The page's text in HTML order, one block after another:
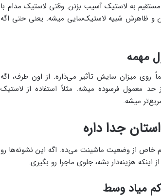
به لاستیک آسیب بزنن. وقتی لاستیک مدام با
ظاهرش شبیه لاستیک‌سایی میشه. یعنی حتی اگه
مهمه
میزان سایش تأثیر می‌ذاره. از اون طرف، اگه
معمول فرسوده میشه. مثلاً استفاده از لاستیک
میشه.
جدا داره
خاص از وضعیت ماشینت می‌ده. اگه این نشونه‌ها رو
هزینه‌دار بشه، جلوی ماجرا رو بگیری.
میاد وسط